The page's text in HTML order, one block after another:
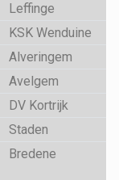
Leffinge
KSK Wenduine
Alveringem
Avelgem
DV Kortrijk
Staden
Bredene